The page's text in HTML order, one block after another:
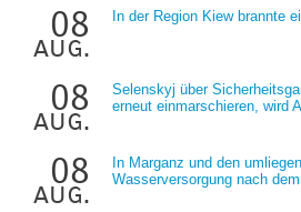
08
aug.
In der Region Kiew brannte
08
aug.
Selenskyj über
erneut einmarschieren, wird
08
aug.
In Marganz und den
Wasserversorgung nach